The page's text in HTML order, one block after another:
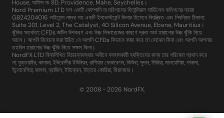
House, অফিস নং 8D, Providence, Mahe, Seychelles।
Nord Premium LTD হল একটি কোম্পানি যা মরিশাসের ফিনান্সিয়াল সার্ভিসেস কমিশনের দ্বারা
GB24204016 লাইসেন্স নম্বর সহ একটি ইনভেস্টমেন্ট ডিলার হিসেবে নিয়ন্ত্রিত এবং নিবন্ধিত ঠিকানা:
Suite 201, Level 2, The Catalyst, 40 Silicon Avenue, Ebene, Mauritius।
ঝুঁকির সতর্কতা: CFDs জটিল উপকরণ এবং উচ্চ লিভারেজের কারণে দ্রুত অর্থ হারানোর উচ্চ ঝুঁকি নিয়ে
আসে। আপনি বিবেচনা করা উচিত যে আপনি CFDs কিভাবে কাজ করে তা বোঝেন কিনা এবং আপনি আপনার
তহবিল হারানোর উচ্চ ঝুঁকি নিতে সক্ষম কিনা।
NordFX LTD নিম্নলিখিত বিচারব্যবস্থার অধীনে বসবাসকারী ব্যক্তিদের জন্য তার পরিষেবা প্রদান করে
না: যুক্তরাষ্ট্র, কানাডা, ইউরোপীয় ইউনিয়ন, রাশিয়ান ফেডারেশন, কিউবা, সুদান, সিরিয়া, মালয়েশিয়া, পানামা,
ইন্দোনেশিয়া, জাপান, ব্রাজিল, ইউক্রেন, উত্তর কোরিয়া, মিয়ানমার।
© 2008 - 2026 NordFX.